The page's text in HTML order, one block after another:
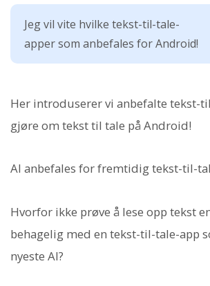
Jeg vil vite hvilke tekst-til-tale-
apper som anbefales for Android!
Her introduserer vi anbefalte tekst-
gjøre om tekst til tale på Android!
AI anbefales for fremtidig tekst-til-
Hvorfor ikke prøve å lese opp tekst
behagelig med en tekst-til-tale-app
nyeste AI?